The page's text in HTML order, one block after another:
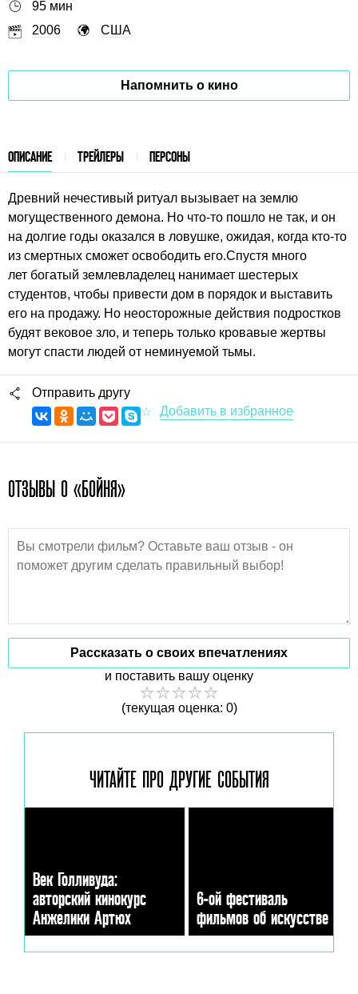
95 мин
2006
США
Напомнить о кино
ОПИСАНИЕ ТРЕЙЛЕРЫ ПЕРСОНЫ
Древний нечестивый ритуал вызывает на землю
могущественного демона. Но что-то пошло не так, и он
на долгие годы оказался в ловушке, ожидая, когда кто-то
из смертных сможет освободить его.Спустя много
лет богатый землевладелец нанимает шестерых
студентов, чтобы привести дом в порядок и выставить
его на продажу. Но неосторожные действия подростков
будят вековое зло, и теперь только кровавые жертвы
могут спасти людей от неминуемой тьмы.
Отправить другу
ОТЗЫВЫ О «БОЙНЯ»
Рассказать о своих впечатлениях
и поставить вашу оценку
(текущая оценка: 0)
ЧИТАЙТЕ ПРО ДРУГИЕ СОБЫТИЯ
Век Голливуда:
авторский кинокурс
Анжелики Артюх
6-ой фестиваль
фильмов об искусстве